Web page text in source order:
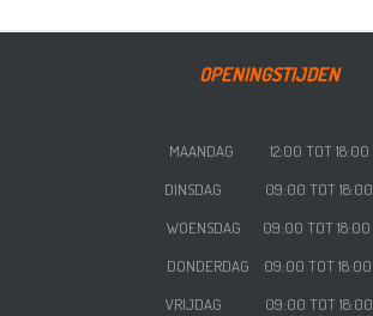
OPENINGSTIJDEN
MAANDAG 12:00 TOT 18:00
DINSDAG 09:00 TOT 18:00
WOENSDAG 09:00 TOT 18:00
DONDERDAG 09:00 TOT 18:00
VRIJDAG
09:00 TOT 18:00